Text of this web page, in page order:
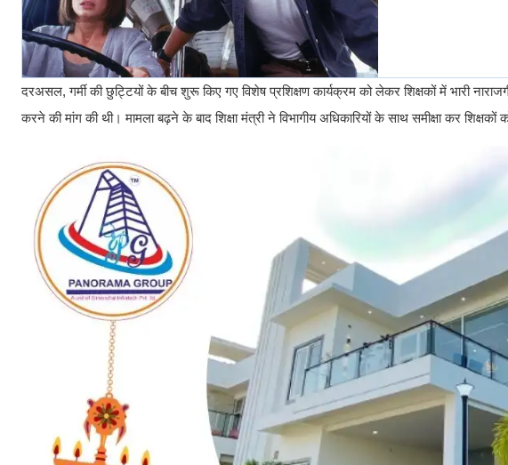
दरअसल, गर्मी की छुट्टियों के बीच शुरू किए गए विशेष प्रशिक्षण कार्यक्रम को लेकर शिक्षकों में भारी
करने की मांग की थी। मामला बढ़ने के बाद शिक्षा मंत्री ने विभागीय अधिकारियों के साथ समीक्षा कर शिक्षकों